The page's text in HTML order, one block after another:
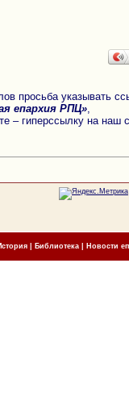
просьба указывать
епархия РПЦ»
– гиперссылку на наш
| Библиотека Новости